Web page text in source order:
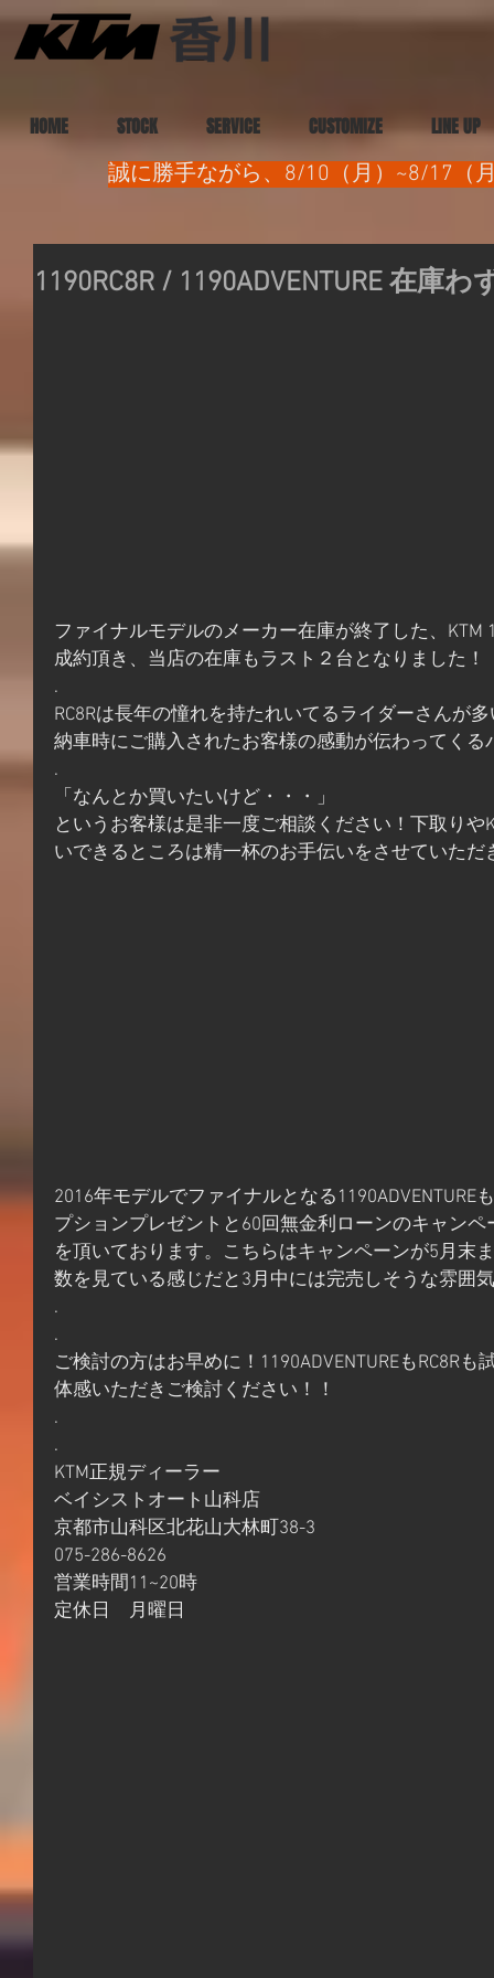
HOME STOCK SERVICE CUSTOMIZE LINE UP
誠に勝手ながら、8/10（月）~8/17（
1190RC8R / 1190ADVENTURE 在庫
ファイナルモデルのメーカー在庫が終了した、KTM
成約頂き、当店の在庫もラスト２台となりました！
.
RC8Rは長年の憧れを持たれいてるライダーさんが
納車時にご購入されたお客様の感動が伝わってくる
.
「なんとか買いたいけど・・・」
というお客様は是非一度ご相談ください！下取りや
いできるところは精一杯のお手伝いをさせていただ
2016年モデルでファイナルとなる1190ADVENTURE
プションプレゼントと60回無金利ローンのキャン
を頂いております。こちらはキャンペーンが5月末
数を見ている感じだと3月中には完売しそうな雰囲
.
.
ご検討の方はお早めに！1190ADVENTUREもRC8R
体感いただきご検討ください！！
.
.
KTM正規ディーラー
ベイシストオート山科店
京都市山科区北花山大林町38-3
075-286-8626
営業時間11~20時
定休日　月曜日